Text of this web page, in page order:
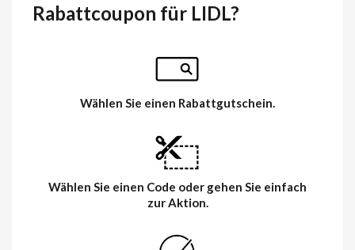
Rabattcoupon für LIDL?
Wählen Sie einen Rabattgutschein.
Wählen Sie einen Code oder gehen Sie einfach
zur Aktion.